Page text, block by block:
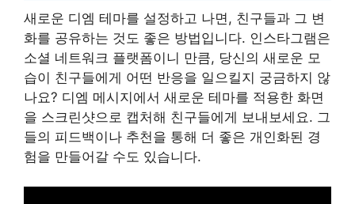
새로운 디엠 테마를 설정하고 나면, 친구들과 그 변
화를 공유하는 것도 좋은 방법입니다. 인스타그램은
소셜 네트워크 플랫폼이니 만큼, 당신의 새로운 모
습이 친구들에게 어떤 반응을 일으킬지 궁금하지 않
나요? 디엠 메시지에서 새로운 테마를 적용한 화면
을 스크린샷으로 캡처해 친구들에게 보내보세요. 그
들의 피드백이나 추천을 통해 더 좋은 개인화된 경
험을 만들어갈 수도 있습니다.